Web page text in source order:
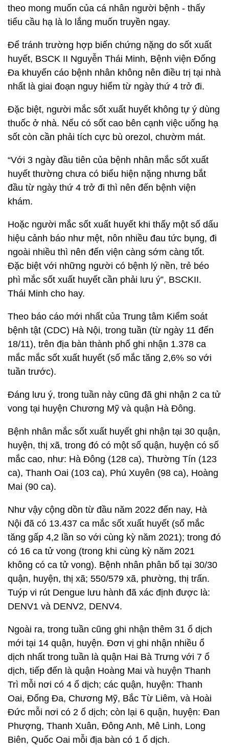
theo mong muốn của cá nhân người bệnh - thấy
tiểu cầu hạ là lo lắng muốn truyền ngay.
Để tránh trường hợp biến chứng nặng do sốt xuất
huyết, BSCK II Nguyễn Thái Minh, Bệnh viện Đống
Đa khuyến cáo bệnh nhân không nên điều trị tại nhà
nhất là giai đoạn nguy hiểm từ ngày thứ 4 trở đi.
Đặc biệt, người mắc sốt xuất huyết không tự ý dùng
thuốc ở nhà. Nếu có sốt cao bên cạnh việc uống hạ
sốt còn cần phải tích cực bù orezol, chườm mát.
“Với 3 ngày đầu tiên của bệnh nhân mắc sốt xuất
huyết thường chưa có biểu hiện nặng nhưng bắt
đầu từ ngày thứ 4 trở đi thì nên đến bệnh viện
khám.
Hoặc người mắc sốt xuất huyết khi thấy một số dấu
hiệu cảnh báo như mệt, nôn nhiều đau tức bụng, đi
ngoài nhiều thì nên đến viện càng sớm càng tốt.
Đặc biệt với những người có bệnh lý nền, trẻ béo
phì mắc sốt xuất huyết cần phải lưu ý”, BSCKII.
Thái Minh cho hay.
Theo báo cáo mới nhất của Trung tâm Kiểm soát
bệnh tật (CDC) Hà Nội, trong tuần (từ ngày 11 đến
18/11), trên địa bàn thành phố ghi nhận 1.378 ca
mắc mắc sốt xuất huyết (số mắc tăng 2,6% so với
tuần trước).
Đáng lưu ý, trong tuần này cũng đã ghi nhận 2 ca tử
vong tại huyện Chương Mỹ và quận Hà Đông.
Bệnh nhân mắc sốt xuất huyết ghi nhận tại 30 quận,
huyện, thị xã, trong đó có một số quận, huyện có số
mắc cao, như: Hà Đông (128 ca), Thường Tín (123
ca), Thanh Oai (103 ca), Phú Xuyên (98 ca), Hoàng
Mai (90 ca).
Như vậy cộng dồn từ đầu năm 2022 đến nay, Hà
Nội đã có 13.437 ca mắc sốt xuất huyết (số mắc
tăng gấp 4,2 lần so với cùng kỳ năm 2021); trong đó
có 16 ca tử vong (trong khi cùng kỳ năm 2021
không có ca tử vong). Bệnh nhân phân bố tại 30/30
quận, huyện, thị xã; 550/579 xã, phường, thị trấn.
Tuýp vi rút Dengue lưu hành đã xác định được là:
DENV1 và DENV2, DENV4.
Ngoài ra, trong tuần cũng ghi nhận thêm 31 ổ dịch
mới tại 14 quận, huyện. Đơn vị ghi nhận nhiều ổ
dịch nhất trong tuần là quận Hai Bà Trưng với 7 ổ
dịch, tiếp đến là quận Hoàng Mai và huyện Thanh
Trì mỗi nơi có 4 ổ dịch; các quận, huyện: Thanh
Oai, Đống Đa, Chương Mỹ, Bắc Từ Liêm, và Hoài
Đức mỗi nơi có 2 ổ dịch; còn lại 6 quận, huyện: Đan
Phượng, Thanh Xuân, Đông Anh, Mê Linh, Long
Biên, Quốc Oai mỗi địa bàn có 1 ổ dịch.